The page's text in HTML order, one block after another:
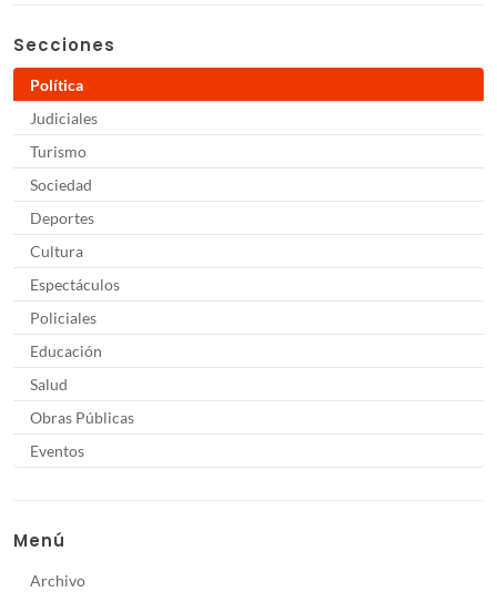
Secciones
Política
Judiciales
Turismo
Sociedad
Deportes
Cultura
Espectáculos
Policiales
Educación
Salud
Obras Públicas
Eventos
Menú
Archivo